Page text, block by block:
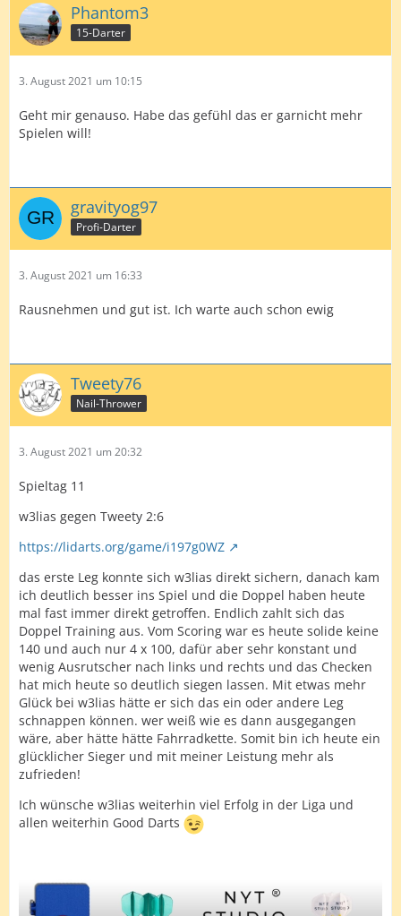
Phantom3
15-Darter
3. August 2021 um 10:15
Geht mir genauso. Habe das gefühl das er garnicht mehr
Spielen will!
gravityog97
Profi-Darter
3. August 2021 um 16:33
Rausnehmen und gut ist. Ich warte auch schon ewig
Tweety76
Nail-Thrower
3. August 2021 um 20:32
Spieltag 11
w3lias gegen Tweety 2:6
https://lidarts.org/game/i197g0WZ
das erste Leg konnte sich w3lias direkt sichern, danach kam
ich deutlich besser ins Spiel und die Doppel haben heute
mal fast immer direkt getroffen. Endlich zahlt sich das
Doppel Training aus. Vom Scoring war es heute solide keine
140 und auch nur 4 x 100, dafür aber sehr konstant und
wenig Ausrutscher nach links und rechts und das Checken
hat mich heute so deutlich siegen lassen. Mit etwas mehr
Glück bei w3lias hätte er sich das ein oder andere Leg
schnappen können. wer weiß wie es dann ausgegangen
wäre, aber hätte hätte Fahrradkette. Somit bin ich heute ein
glücklicher Sieger und mit meiner Leistung mehr als
zufrieden!
Ich wünsche w3lias weiterhin viel Erfolg in der Liga und
allen weiterhin Good Darts